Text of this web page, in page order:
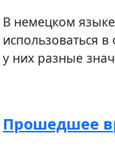
В немецком
использоваться
у них разные
Прошедшее